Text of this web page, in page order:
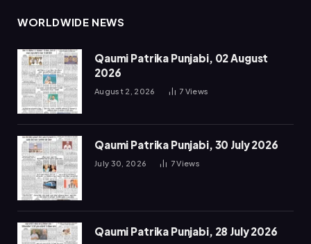
WORLDWIDE NEWS
Qaumi Patrika Punjabi, 02 August
2026
August 2, 2026 7 Views
Qaumi Patrika Punjabi, 30 July 2026
July 30, 2026 7Views
Qaumi Patrika Punjabi, 28 July 2026